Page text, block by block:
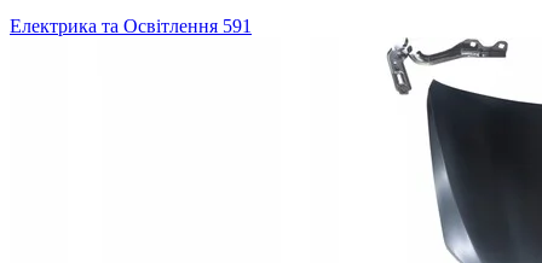
Електрика та Освітлення 591